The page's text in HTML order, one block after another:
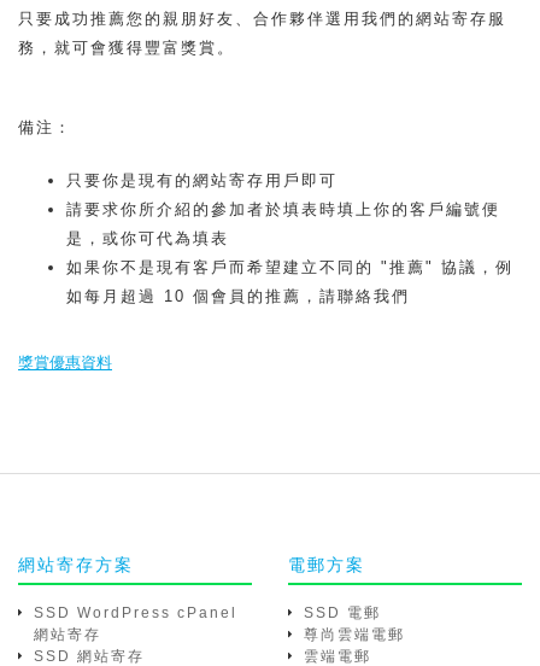
只要成功推薦您的親朋好友、合作夥伴選用我們的網站寄存服
務，就可會獲得豐富獎賞。
備注：
只要你是現有的網站寄存用戶即可
請要求你所介紹的參加者於填表時填上你的客戶編號便
是，或你可代為填表
如果你不是現有客戶而希望建立不同的 "推薦" 協議，例
如每月超過 10 個會員的推薦，請聯絡我們
獎賞優惠資料
網站寄存方案
SSD WordPress cPanel
網站寄存
SSD 網站寄存
電郵方案
SSD 電郵
尊尚雲端電郵
雲端電郵